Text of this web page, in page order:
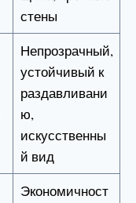
стены
Непрозрачный,
устойчивый к
раздавливани
ю,
искусственны
й вид
Экономичност